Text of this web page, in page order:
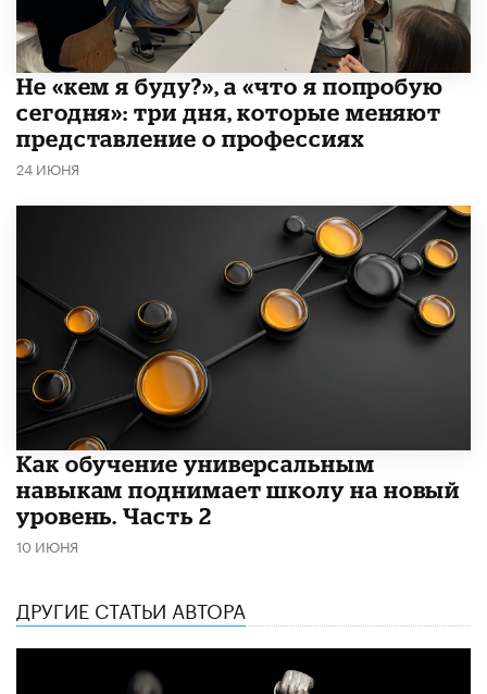
Не «кем я буду?», а «что я попробую
сегодня»: три дня, которые меняют
представление о профессиях
24 ИЮНЯ
​Как обучение универсальным
навыкам поднимает школу на новый
уровень. Часть 2
10 ИЮНЯ
ДРУГИЕ СТАТЬИ АВТОРА